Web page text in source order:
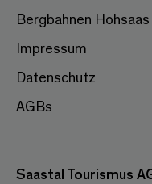
Bergbahnen Hohsaas
Impressum
Datenschutz
AGBs
Saastal Tourismus